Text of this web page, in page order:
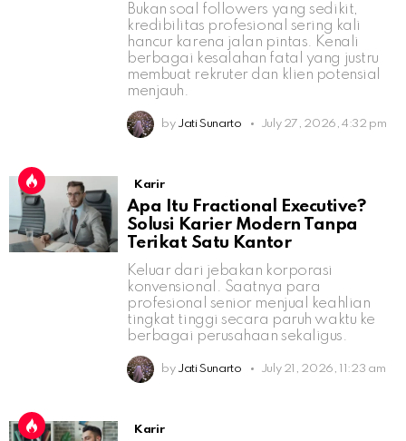
Bukan soal followers yang sedikit,
kredibilitas profesional sering kali
hancur karena jalan pintas. Kenali
berbagai kesalahan fatal yang justru
membuat rekruter dan klien potensial
menjauh.
by Jati Sunarto July 27, 2026, 4:32 pm
Karir
Apa Itu Fractional Executive?
Solusi Karier Modern Tanpa
Terikat Satu Kantor
Keluar dari jebakan korporasi
konvensional. Saatnya para
profesional senior menjual keahlian
tingkat tinggi secara paruh waktu ke
berbagai perusahaan sekaligus.
by Jati Sunarto July 21, 2026, 11:23 am
Karir